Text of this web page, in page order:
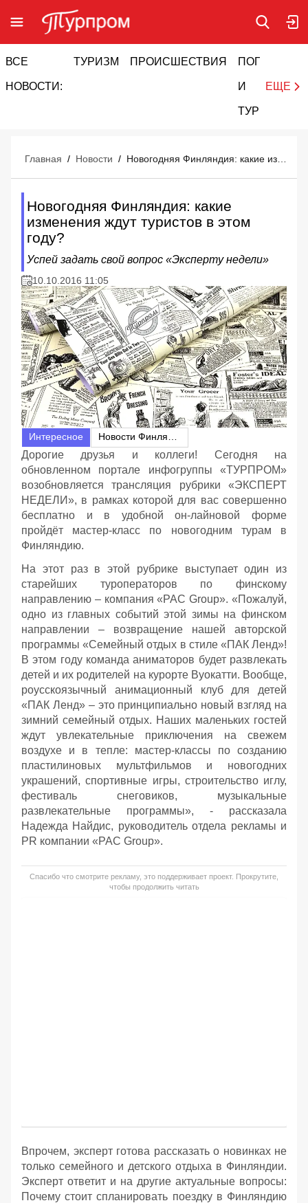
ВСЕ
НОВОСТИ:
ТУРИЗМ ПРОИСШЕСТВИЯ ПОГОДА
И
ТУРИЗМ
ЕЩЕ
Главная / Новости /
Новогодняя Финляндия: какие
изменения ждут туристов в этом
году?
Успей задать свой вопрос «Эксперту недели»
10.10.2016 11:05
Интересное
Дорогие друзья и коллеги! Сегодня на
обновленном портале инфогруппы «ТУРПРОМ»
возобновляется трансляция рубрики «ЭКСПЕРТ
НЕДЕЛИ», в рамках которой для вас совершенно
бесплатно и в удобной он-лайновой форме
пройдёт мастер-класс по новогодним турам в
Финляндию.
На этот раз в этой рубрике выступает один из
старейших туроператоров по финскому
направлению – компания «PAC Group». «Пожалуй,
одно из главных событий этой зимы на финском
направлении – возвращение нашей авторской
программы «Семейный отдых в стиле «ПАК Ленд»!
В этом году команда аниматоров будет развлекать
детей и их родителей на курорте Вуокатти. Вообще,
роусскоязычный анимационный клуб для детей
«ПАК Ленд» – это принципиально новый взгляд на
зимний семейный отдых. Наших маленьких гостей
ждут увлекательные приключения на свежем
воздухе и в тепле: мастер-классы по созданию
пластилиновых мультфильмов и новогодних
украшений, спортивные игры, строительство иглу,
фестиваль снеговиков, музыкальные
развлекательные программы», - рассказала
Надежда Найдис, руководитель отдела рекламы и
PR компании «PAC Group».
Спасибо что смотрите рекламу, это поддерживает проект. Прокрутите,
чтобы продолжить читать
Впрочем, эксперт готова рассказать о новинках не
только семейного и детского отдыха в Финляндии.
Эксперт ответит и на другие актуальные вопросы:
Почему стоит спланировать поездку в Финляндию